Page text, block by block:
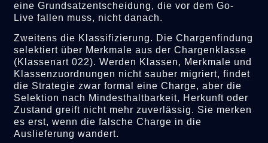
eine Grundsatzentscheidung, die vor dem Go-
Live fallen muss, nicht danach.
Zweitens die Klassifizierung. Die Chargenfindung
selektiert über Merkmale aus der Chargenklasse
(Klassenart 022). Werden Klassen, Merkmale und
Klassenzuordnungen nicht sauber migriert, findet
die Strategie zwar formal eine Charge, aber die
Selektion nach Mindesthaltbarkeit, Herkunft oder
Zustand greift nicht mehr zuverlässig. Sie merken
es erst, wenn die falsche Charge in die
Auslieferung wandert.